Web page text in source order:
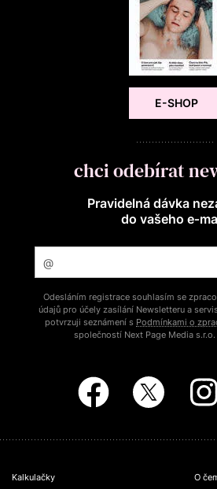
E-SHOP
chci odebírat
Pravidelná dávka
do vašeho
Odesláním registrace souhlasím se
údajů pro účely zasílání Newsletteru a
potvrzuji seznámení s Podmínkami o
společností Next Page Media s.r.o.
Kalkulačky
O